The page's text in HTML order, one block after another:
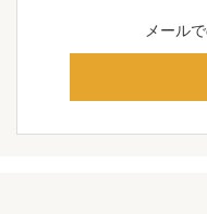
メール